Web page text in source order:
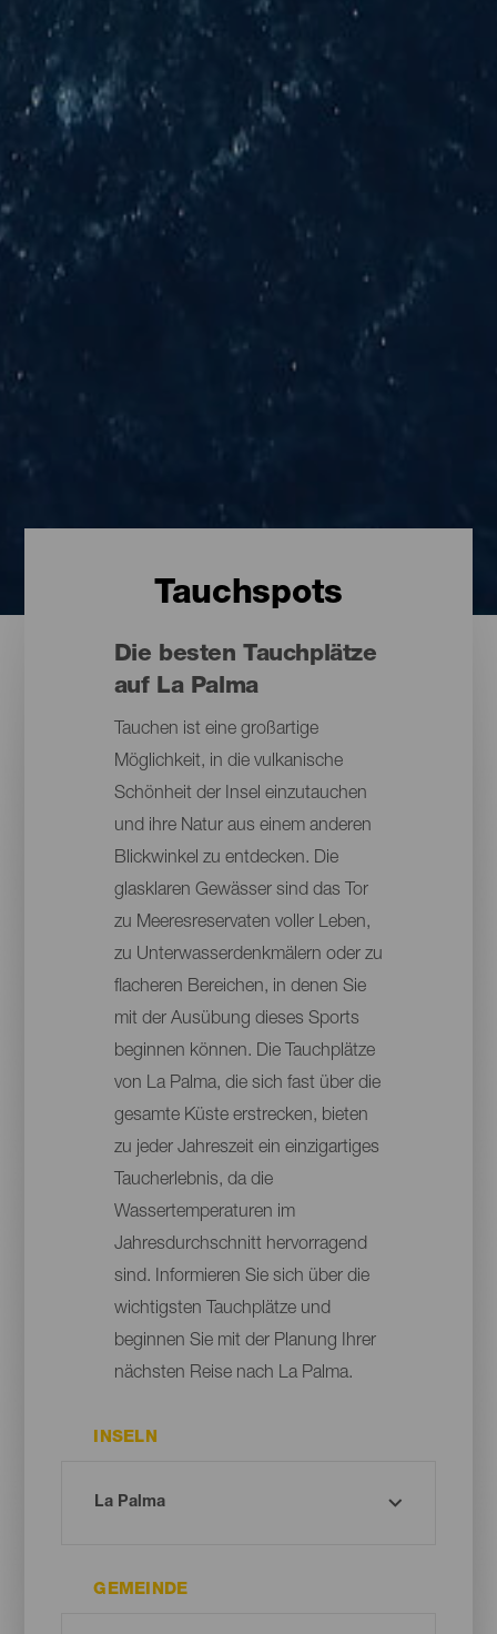
Tauchspots
Die besten Tauchplätze
auf La Palma
Tauchen ist eine großartige
Möglichkeit, in die vulkanische
Schönheit der Insel einzutauchen
und ihre Natur aus einem anderen
Blickwinkel zu entdecken. Die
glasklaren Gewässer sind das Tor
zu Meeresreservaten voller Leben,
zu Unterwasserdenkmälern oder zu
flacheren Bereichen, in denen Sie
mit der Ausübung dieses Sports
beginnen können. Die Tauchplätze
von La Palma, die sich fast über die
gesamte Küste erstrecken, bieten
zu jeder Jahreszeit ein einzigartiges
Taucherlebnis, da die
Wassertemperaturen im
Jahresdurchschnitt hervorragend
sind. Informieren Sie sich über die
wichtigsten Tauchplätze und
beginnen Sie mit der Planung Ihrer
nächsten Reise nach La Palma.
INSELN
GEMEINDE